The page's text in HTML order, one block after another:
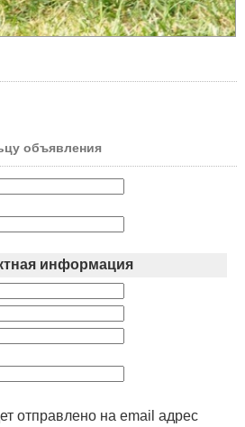
объявления
информация
отправлено на email адрес